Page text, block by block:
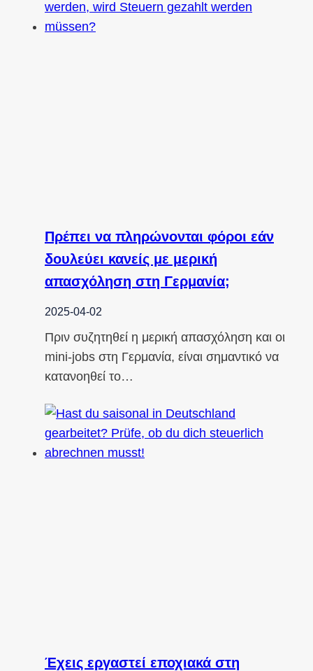
Πρέπει να πληρώνονται φόροι εάν
δουλεύει κανείς με μερική
απασχόληση στη Γερμανία;
2025-04-02
Πριν συζητηθεί η μερική απασχόληση και οι
mini-jobs στη Γερμανία, είναι σημαντικό να
κατανοηθεί το…
Έχεις εργαστεί εποχιακά στη